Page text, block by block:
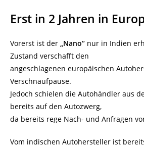
Erst in 2 Jahren in
Vorerst ist der „Nano“ nur in Indien
Zustand verschafft den
angeschlagenen europäischen
Verschnaufpause.
Jedoch schielen die Autohändler aus
bereits auf den Autozwerg,
da bereits rege Nach- und Anfragen
Vom indischen Autohersteller ist